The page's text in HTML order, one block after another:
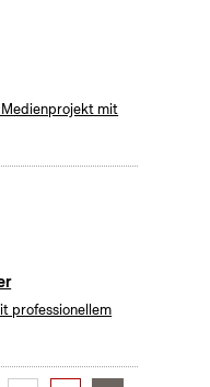
mit
professionellem